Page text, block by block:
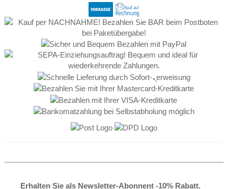
Erhalten Sie als Newsletter-Abonnent -10% Rabatt.